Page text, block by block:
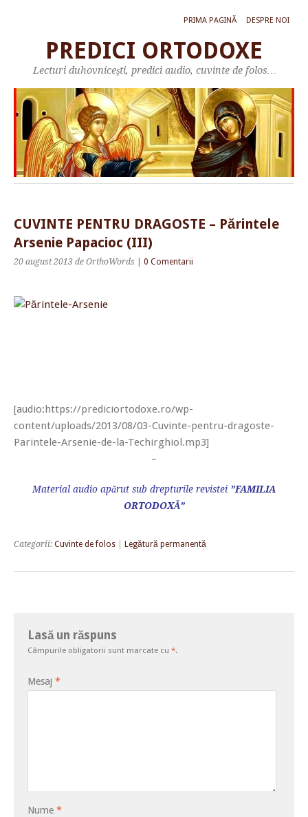
PRIMA PAGINĂ DESPRE NOI
PREDICI ORTODOXE
Lecturi duhovniceşti, predici audio, cuvinte de folos…
CUVINTE PENTRU DRAGOSTE – Părintele
Arsenie Papacioc (III)
20 august 2013 de OrthoWords 0 Comentarii
[audio:https://prediciortodoxe.ro/wp-
content/uploads/2013/08/03-Cuvinte-pentru-dragoste-
Parintele-Arsenie-de-la-Techirghiol.mp3]
–
Material audio apărut sub drepturile revistei ”FAMILIA
ORTODOXĂ”
Categorii: Cuvinte de folos Legătură permanentă
Lasă un răspuns
Câmpurile obligatorii sunt marcate cu *.
Mesaj *
Nume *